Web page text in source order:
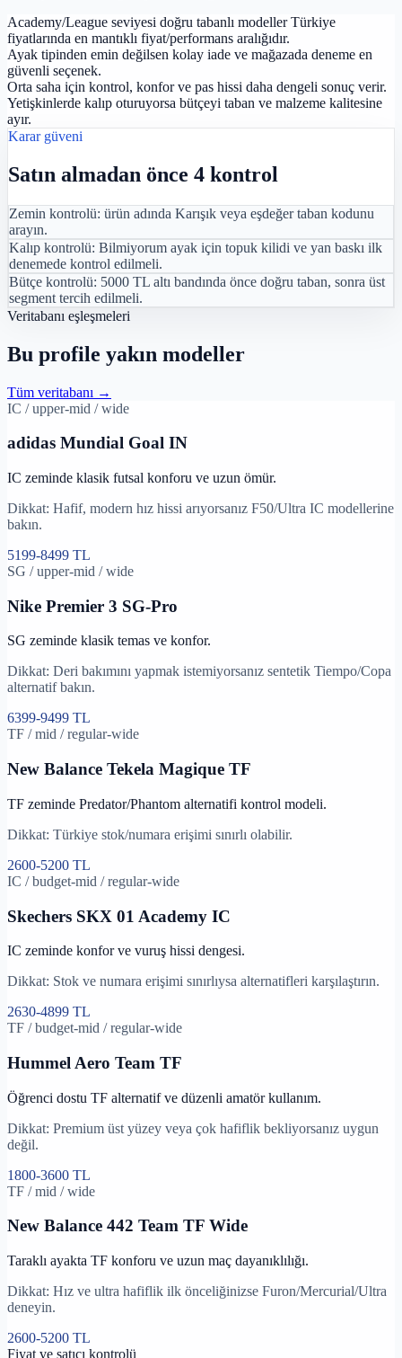
Academy/League seviyesi doğru tabanlı modeller Türkiye
fiyatlarında en mantıklı fiyat/performans aralığıdır.
Ayak tipinden emin değilsen kolay iade ve mağazada deneme en
güvenli seçenek.
Orta saha için kontrol, konfor ve pas hissi daha dengeli sonuç verir.
Yetişkinlerde kalıp oturuyorsa bütçeyi taban ve malzeme kalitesine
ayır.
Karar güveni
Satın almadan önce 4 kontrol
Zemin kontrolü: ürün adında Karışık veya eşdeğer taban kodunu
arayın.
Kalıp kontrolü: Bilmiyorum ayak için topuk kilidi ve yan baskı ilk
denemede kontrol edilmeli.
Bütçe kontrolü: 5000 TL altı bandında önce doğru taban, sonra üst
segment tercih edilmeli.
Veritabanı eşleşmeleri
Bu profile yakın modeller
Tüm veritabanı →
IC /upper-mid /wide
adidas Mundial Goal IN
IC zeminde klasik futsal konforu ve uzun ömür.
Dikkat: Hafif, modern hız hissi arıyorsanız F50/Ultra IC modellerine
bakın.
5199-8499 TL
SG /upper-mid /wide
Nike Premier 3 SG-Pro
SG zeminde klasik temas ve konfor.
Dikkat: Deri bakımını yapmak istemiyorsanız sentetik Tiempo/Copa
alternatif bakın.
6399-9499 TL
TF /mid /regular-wide
New Balance Tekela Magique TF
TF zeminde Predator/Phantom alternatifi kontrol modeli.
Dikkat: Türkiye stok/numara erişimi sınırlı olabilir.
2600-5200 TL
IC /budget-mid /regular-wide
Skechers SKX 01 Academy IC
IC zeminde konfor ve vuruş hissi dengesi.
Dikkat: Stok ve numara erişimi sınırlıysa alternatifleri karşılaştırın.
2630-4899 TL
TF /budget-mid /regular-wide
Hummel Aero Team TF
Öğrenci dostu TF alternatif ve düzenli amatör kullanım.
Dikkat: Premium üst yüzey veya çok hafiflik bekliyorsanız uygun
değil.
1800-3600 TL
TF /mid /wide
New Balance 442 Team TF Wide
Taraklı ayakta TF konforu ve uzun maç dayanıklılığı.
Dikkat: Hız ve ultra hafiflik ilk önceliğinizse Furon/Mercurial/Ultra
deneyin.
2600-5200 TL
Fiyat ve satıcı kontrolü